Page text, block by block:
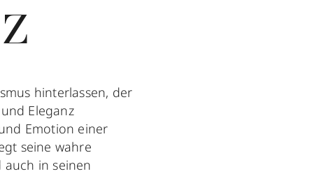
hinterlassen, der
Eleganz
Emotion einer
seine wahre
in seinen